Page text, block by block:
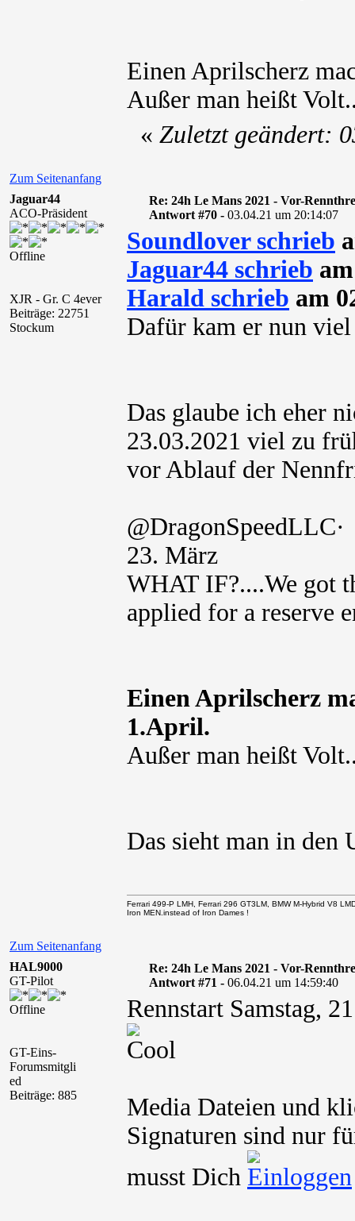
Einen Aprilscherz
Außer man heißt
Zum Seitenanfang
« Zuletzt geändert:
Jaguar44
ACO-Präsident
Offline
XJR - Gr. C 4ever
Beiträge: 22751
Stockum
Re: 24h Le Mans 2021 - Vor-
Antwort #70 - 03.04.21 um 20:14:07
Soundlover schrieb
Jaguar44 schrieb
Harald schrieb am
Dafür kam er nun
Das glaube ich eher
23.03.2021 viel zu
vor Ablauf der
@DragonSpeedLLC·
23. März
WHAT IF?....We got
applied for a reserve
Einen Aprilscherz
1.April.
Außer man heißt
Das sieht man in den
Zum Seitenanfang
Ferrari 499-P LMH, Ferrari 296 GT3LM, BMW M-Hybrid V8
Iron MEN.instead of Iron Dames !
HAL9000
GT-Pilot
Offline
GT-Eins-
Forumsmitgli
ed
Beiträge: 885
Re: 24h Le Mans 2021 - Vor-
Antwort #71 - 06.04.21 um 14:59:40
Rennstart Samstag,
Media Dateien und
Signaturen sind nur
musst Dich